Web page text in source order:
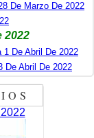
De Marzo De 2022
2022
1 De Abril De 2022
De Abril De 2022